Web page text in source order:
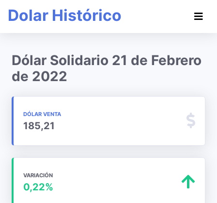
Dolar Histórico
Dólar Solidario 21 de Febrero
de 2022
DÓLAR VENTA
185,21
VARIACIÓN
0,22%